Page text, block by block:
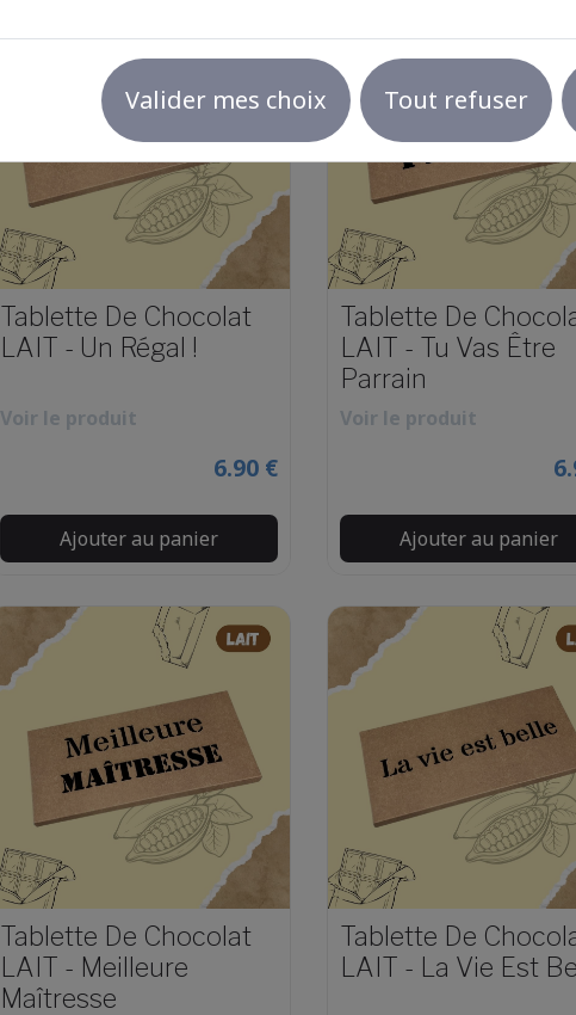
Tablette De Chocolat
LAIT - Un Régal !
Voir le produit
6.90 €
Ajouter au panier
Tablette De
LAIT - Tu Vas Être
Parrain
Voir le produit
Ajouter au panier
Tablette De Chocolat
LAIT - Meilleure
Maîtresse
Tablette De
LAIT - La Vie Est
Valider mes choix Tout refuser